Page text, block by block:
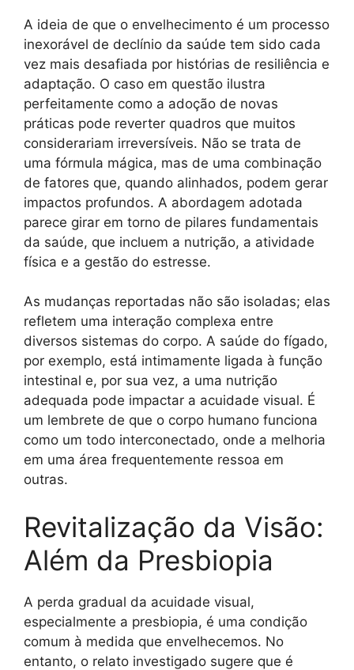
A ideia de que o envelhecimento é um processo
inexorável de declínio da saúde tem sido cada
vez mais desafiada por histórias de resiliência e
adaptação. O caso em questão ilustra
perfeitamente como a adoção de novas
práticas pode reverter quadros que muitos
considerariam irreversíveis. Não se trata de
uma fórmula mágica, mas de uma combinação
de fatores que, quando alinhados, podem gerar
impactos profundos. A abordagem adotada
parece girar em torno de pilares fundamentais
da saúde, que incluem a nutrição, a atividade
física e a gestão do estresse.
As mudanças reportadas não são isoladas; elas
refletem uma interação complexa entre
diversos sistemas do corpo. A saúde do fígado,
por exemplo, está intimamente ligada à função
intestinal e, por sua vez, a uma nutrição
adequada pode impactar a acuidade visual. É
um lembrete de que o corpo humano funciona
como um todo interconectado, onde a melhoria
em uma área frequentemente ressoa em
outras.
Revitalização da Visão:
Além da Presbiopia
A perda gradual da acuidade visual,
especialmente a presbiopia, é uma condição
comum à medida que envelhecemos. No
entanto, o relato investigado sugere que é